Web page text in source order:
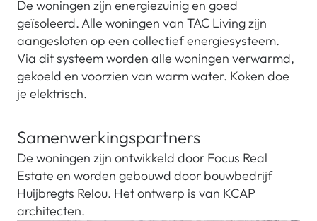
De woningen zijn energiezuinig en goed
geïsoleerd. Alle woningen van TAC Living zijn
aangesloten op een collectief energiesysteem.
Via dit systeem worden alle woningen verwarmd,
gekoeld en voorzien van warm water. Koken doe
je elektrisch.
Samenwerkingspartners
De woningen zijn ontwikkeld door Focus Real
Estate en worden gebouwd door bouwbedrijf
Huijbregts Relou. Het ontwerp is van KCAP
architecten.